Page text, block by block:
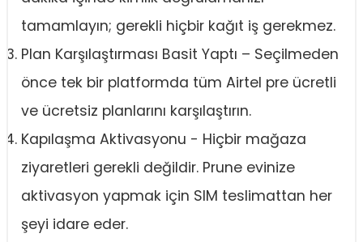
tamamlayın; gerekli hiçbir kağıt iş gerekmez.
Plan Karşılaştırması Basit Yaptı – Seçilmeden
önce tek bir platformda tüm Airtel pre ücretli
ve ücretsiz planlarını karşılaştırın.
Kapılaşma Aktivasyonu - Hiçbir mağaza
ziyaretleri gerekli değildir. Prune evinize
aktivasyon yapmak için SIM teslimattan her
şeyi idare eder.